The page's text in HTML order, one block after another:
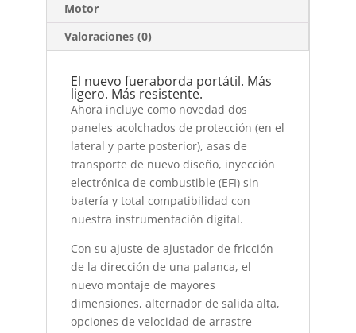
Motor
Valoraciones (0)
El nuevo fueraborda portátil. Más
ligero. Más resistente.
Ahora incluye como novedad dos
paneles acolchados de protección (en el
lateral y parte posterior), asas de
transporte de nuevo diseño, inyección
electrónica de combustible (EFI) sin
batería y total compatibilidad con
nuestra instrumentación digital.
Con su ajuste de ajustador de fricción
de la dirección de una palanca, el
nuevo montaje de mayores
dimensiones, alternador de salida alta,
opciones de velocidad de arrastre